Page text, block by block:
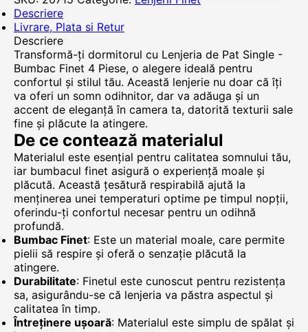
Descriere
Livrare, Plata si Retur
Descriere
Transformă-ți dormitorul cu Lenjeria de Pat Single -
Bumbac Finet 4 Piese, o alegere ideală pentru
confortul și stilul tău. Această lenjerie nu doar că îți
va oferi un somn odihnitor, dar va adăuga și un
accent de eleganță în camera ta, datorită texturii sale
fine și plăcute la atingere.
De ce contează materialul
Materialul este esențial pentru calitatea somnului tău,
iar bumbacul finet asigură o experiență moale și
plăcută. Această țesătură respirabilă ajută la
menținerea unei temperaturi optime pe timpul nopții,
oferindu-ți confortul necesar pentru un odihnă
profundă.
Bumbac Finet: Este un material moale, care permite
pielii să respire și oferă o senzație plăcută la
atingere.
Durabilitate: Finetul este cunoscut pentru rezistența
sa, asigurându-se că lenjeria va păstra aspectul și
calitatea în timp.
Întreținere ușoară: Materialul este simplu de spălat și